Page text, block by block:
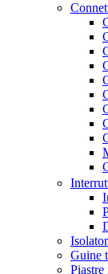
Guine